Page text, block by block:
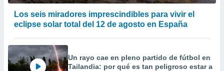
Los seis miradores imprescindibles para vivir el
eclipse solar total del 12 de agosto en España
Un rayo cae en pleno partido de fútbol en
Tailandia: por qué es tan peligroso estar a